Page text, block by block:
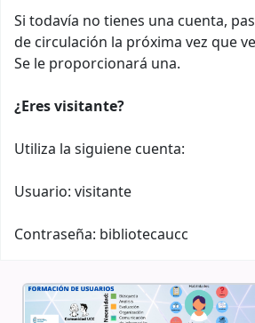
Si todavía no tienes una cuenta,
de circulación la próxima vez que
Se le proporcionará una.
¿Eres visitante?
Utiliza la siguiene cuenta:
Usuario: visitante
Contraseña: bibliotecaucc